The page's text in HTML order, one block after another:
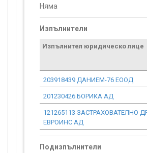
Няма
Изпълнители
Изпълнител юридическо лице
203918439 ДАНИЕМ-76 ЕООД
201230426 БОРИКА АД
121265113 ЗАСТРАХОВАТЕЛНО
ЕВРОИНС АД
Подизпълнители